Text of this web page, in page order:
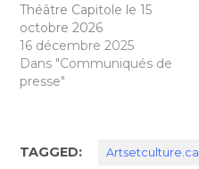
Théâtre Capitole le 15
octobre 2026
16 décembre 2025
Dans "Communiqués de
presse"
TAGGED: Artsetculture.ca